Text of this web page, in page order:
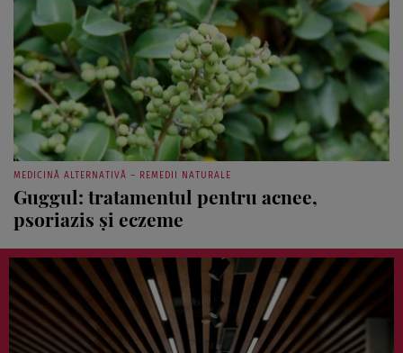
MEDICINĂ ALTERNATIVĂ – REMEDII NATURALE
Guggul: tratamentul pentru acnee,
psoriazis şi eczeme